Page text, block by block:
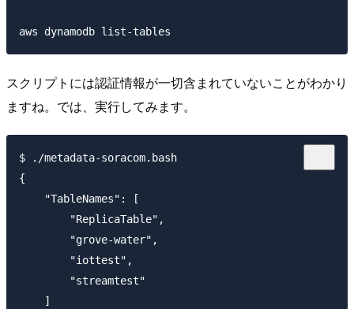
スクリプトには認証情報が一切含まれていないことがわかり
ますね。では、実行してみます。
$ ./metadata-soracom.bash
{
    "TableNames": [
        "ReplicaTable",
        "grove-water",
        "iottest",
        "streamtest"
    ]